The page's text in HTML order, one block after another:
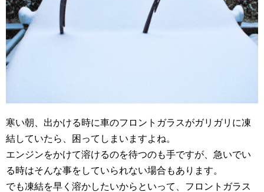
寒い朝、出かける時に車のフロントガラスがガリガリに凍
結していたら、困ってしまいますよね。
エンジンをかけて溶けるのを待つのも手ですが、急いでい
る時はそんな事をしていられない場合もあります。
でも凍結を早く溶かしたいからといって、フロントガラス